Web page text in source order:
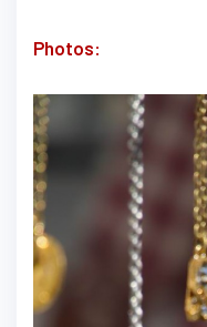
Photos: